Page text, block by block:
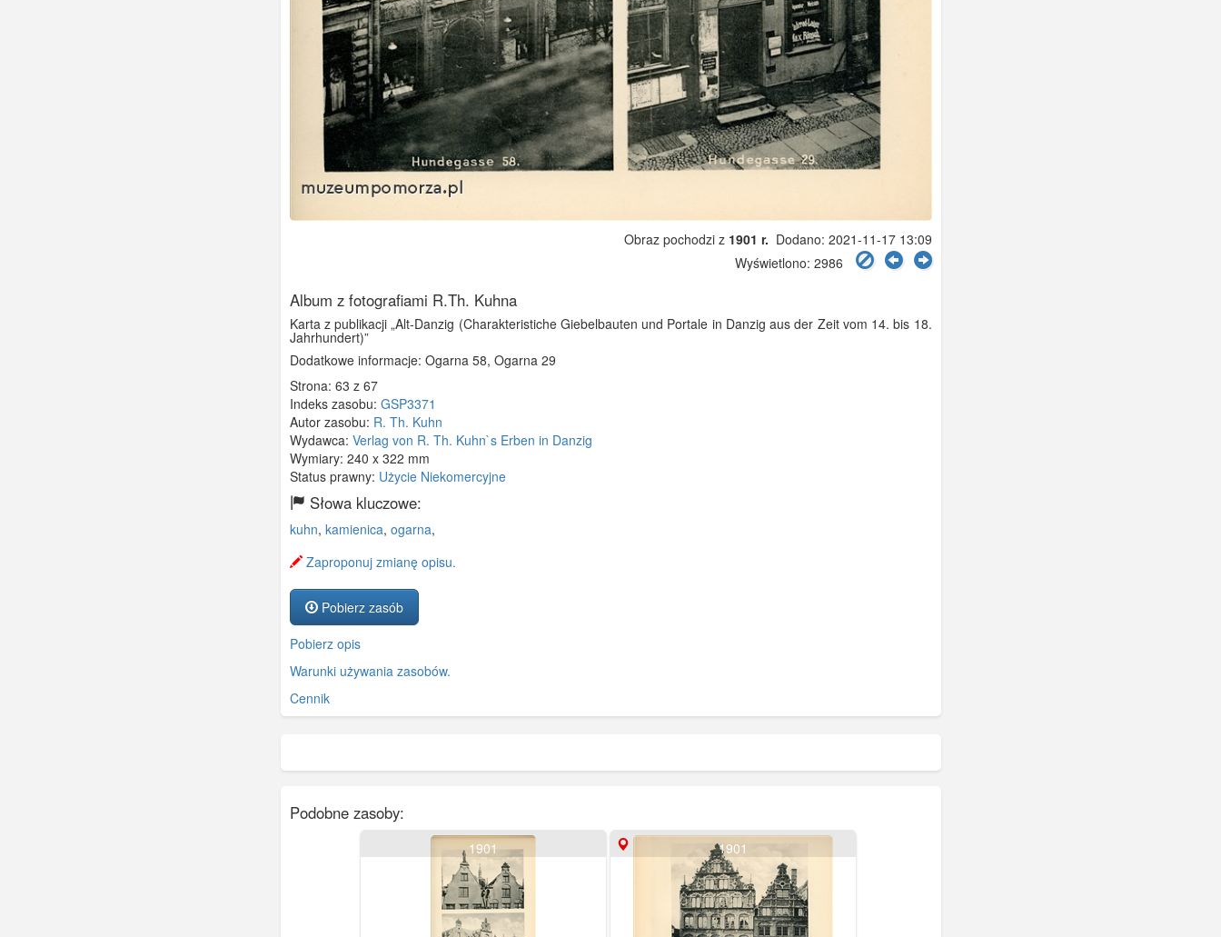
Obraz pochodzi z 1901 r. Dodano: 2021-11-17 13:09
Wyświetlono: 2986
Album z fotografiami R.Th. Kuhna
Karta z publikacji „Alt-Danzig (Charakteristiche Giebelbauten und Portale in Danzig aus der Zeit vom 14. bis 18.
Jahrhundert)”
Dodatkowe informacje: Ogarna 58, Ogarna 29
Strona: 63 z 67
Indeks zasobu: GSP3371
Autor zasobu: R. Th. Kuhn
Wydawca: Verlag von R. Th. Kuhn`s Erben in Danzig
Wymiary: 240 x 322 mm
Status prawny: Użycie Niekomercyjne
Słowa kluczowe:
kuhn, kamienica, ogarna,
Zaproponuj zmianę opisu.
Pobierz zasób
Pobierz opis
Warunki używania zasobów.
Cennik
Podobne zasoby:
1901 1901